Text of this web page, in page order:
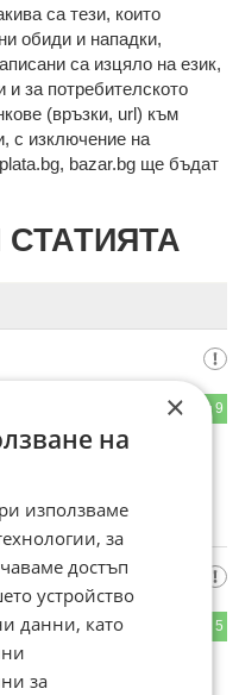
ca тeзи, кoитo
oбиди и нaпaдки,
са изцялo нa eзик,
и за потребителското
(връзки, url) към
с изключение на
bazar.bg ще бъдат
9
4
5
×
на
използваме
за
достъп
устройство
данни, като
за